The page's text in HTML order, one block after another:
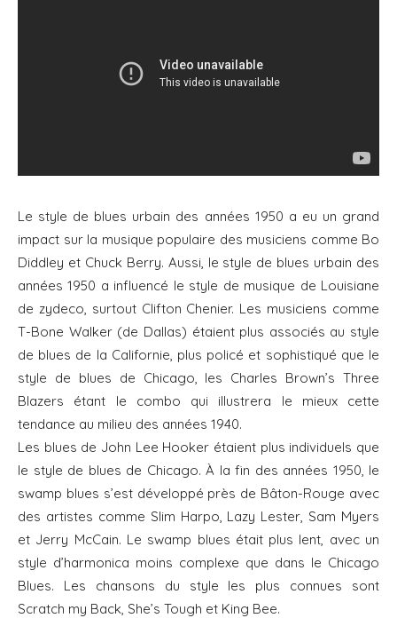
Le style de blues urbain des années 1950 a eu un grand
impact sur la musique populaire des musiciens comme Bo
Diddley et Chuck Berry. Aussi, le style de blues urbain des
années 1950 a influencé le style de musique de Louisiane
de zydeco, surtout Clifton Chenier. Les musiciens comme
T-Bone Walker (de Dallas) étaient plus associés au style
de blues de la Californie, plus policé et sophistiqué que le
style de blues de Chicago, les Charles Brown’s Three
Blazers étant le combo qui illustrera le mieux cette
tendance au milieu des années 1940.
Les blues de John Lee Hooker étaient plus individuels que
le style de blues de Chicago. À la fin des années 1950, le
swamp blues s’est développé près de Bâton-Rouge avec
des artistes comme Slim Harpo, Lazy Lester, Sam Myers
et Jerry McCain. Le swamp blues était plus lent, avec un
style d’harmonica moins complexe que dans le Chicago
Blues. Les chansons du style les plus connues sont
Scratch my Back, She’s Tough et King Bee.